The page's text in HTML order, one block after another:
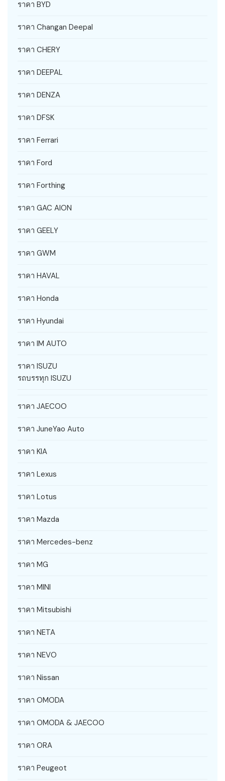
ราคา BYD
ราคา Changan Deepal
ราคา CHERY
ราคา DEEPAL
ราคา DENZA
ราคา DFSK
ราคา Ferrari
ราคา Ford
ราคา Forthing
ราคา GAC AION
ราคา GEELY
ราคา GWM
ราคา HAVAL
ราคา Honda
ราคา Hyundai
ราคา IM AUTO
ราคา ISUZU
รถบรรทุก ISUZU
ราคา JAECOO
ราคา JuneYao Auto
ราคา KIA
ราคา Lexus
ราคา Lotus
ราคา Mazda
ราคา Mercedes-benz
ราคา MG
ราคา MINI
ราคา Mitsubishi
ราคา NETA
ราคา NEVO
ราคา Nissan
ราคา OMODA
ราคา OMODA & JAECOO
ราคา ORA
ราคา Peugeot